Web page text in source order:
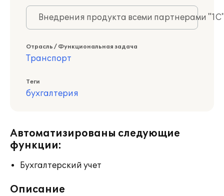
Внедрения продукта всеми партнерами
Отрасль / Функциональная задача
Транспорт
Теги
бухгалтерия
Автоматизированы следующие
функции:
Бухгалтерский учет
Описание